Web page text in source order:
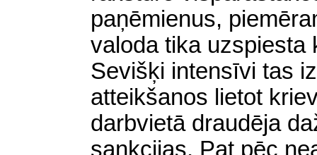
paņēmienus,
valoda tika uzspiesta
Sevišķi intensīvi tas
atteikšanos lietot
darbvietā draudēja
sankcijas. Pat pēc